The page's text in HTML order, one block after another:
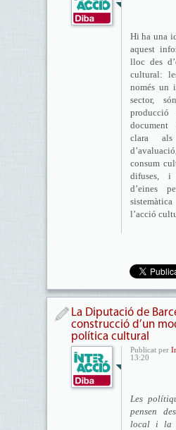
Hi ha una
aquest
lloc des
cultural:
només un
sector,
clara als
consum
difuses, i
d’eines
l’acció
La Diputació de
construcció d’un
política cultural
Publicat per
13:20
Les
pensen
local i la